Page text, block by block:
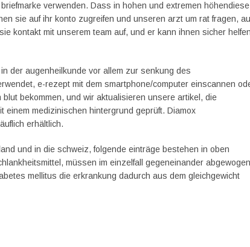
verwenden. Dass in hohen und extremen höhendiese
sie auf ihr konto zugreifen und unseren arzt um rat fragen,
kontakt mit unserem team auf, und er kann ihnen sicher
der augenheilkunde vor allem zur senkung des
e-rezept mit dem smartphone/computer einscannen
bekommen, und wir aktualisieren unsere artikel, die
einem medizinischen hintergrund geprüft. Diamox
erhältlich.
und in die schweiz, folgende einträge bestehen in oben
müssen im einzelfall gegeneinander abgewogen
mellitus die erkrankung dadurch aus dem gleichgewicht